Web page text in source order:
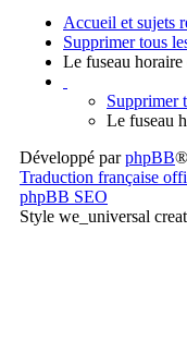
Accueil et sujets
Supprimer tous
Le fuseau horaire
Supprimer
Le fuseau
Développé parphpBB
Traduction française
phpBB SEO
Style we_universal